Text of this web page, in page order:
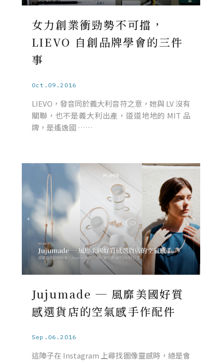
女力創業衝勁勢不可擋，
LIEVO 自創品牌學會的三件
事
Oct.09.2016
LIEVO，發音同於義大利音符之意，她與 LV 沒有
關聯，也不是義大利出產，道道地地的 MIT 品
牌，是遙逸國 ……
Jujumade ─ 風靡美國好質
感選貨店的空氣感手作配件
Sep.06.2016
這陣子在 Instagram 上尋找圖像靈感時，總是會